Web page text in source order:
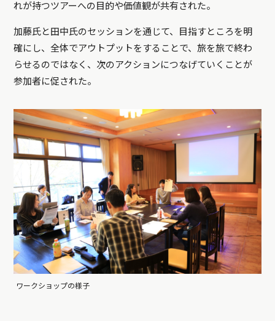
れが持つツアーへの目的や価値観が共有された。
加藤氏と田中氏のセッションを通じて、目指すところを明
確にし、全体でアウトプットをすることで、旅を旅で終わ
らせるのではなく、次のアクションにつなげていくことが
参加者に促された。
ワークショップの様子